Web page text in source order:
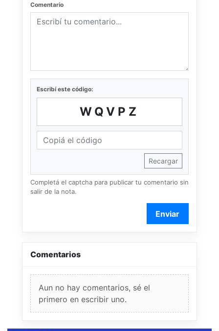
Comentario
Escribí este código:
WQVPZ
Recargar
Completá el captcha para publicar tu comentario sin
salir de la nota.
Enviar
Comentarios
Aun no hay comentarios, sé el
primero en escribir uno.